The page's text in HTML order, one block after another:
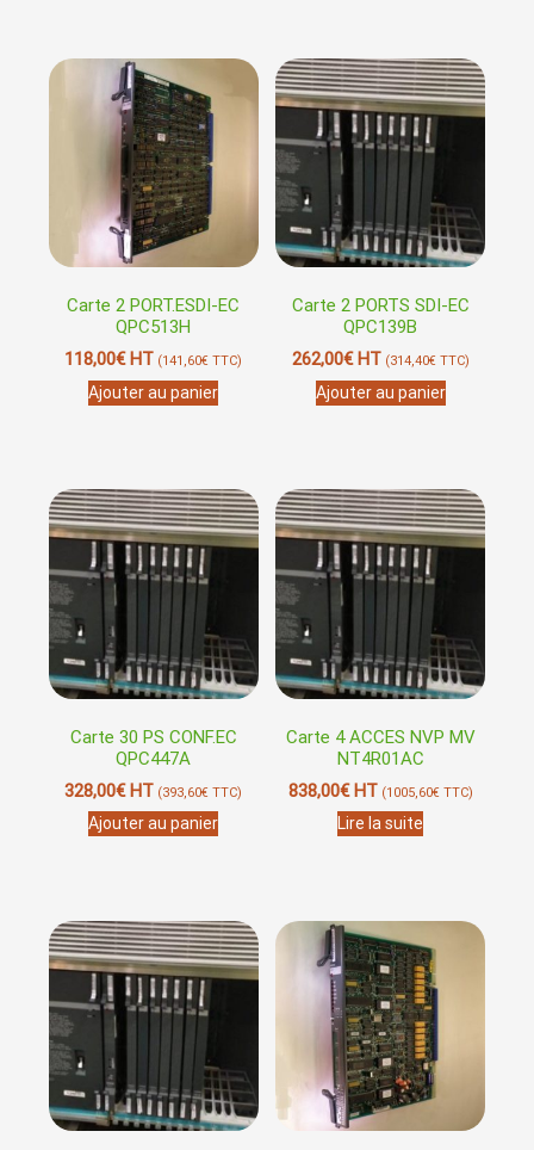
Carte 2 PORT.ESDI-EC
QPC513H
118,00€HT (141,60€ TTC)
Ajouter au panier
Carte 2 PORTS SDI-EC
QPC139B
262,00€HT (314,40€TTC)
Ajouter au panier
Carte 30 PS CONF.EC
QPC447A
328,00€HT (393,60€ TTC)
Ajouter au panier
Carte 4 ACCES NVP MV
NT4R01AC
838,00€HT (1005,60€TTC)
Lire la suite